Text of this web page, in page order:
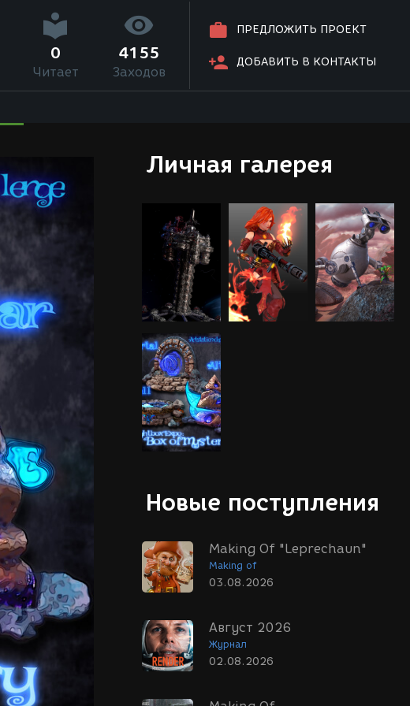
ПРЕДЛОЖИТЬ ПРОЕКТ
ДОБАВИТЬ В КОНТАКТЫ
0
Читает
4155
Заходов
Личная галерея
Новые поступления
Making Of "Leprechaun"
Making of
03.08.2026
Август 2026
Журнал
02.08.2026